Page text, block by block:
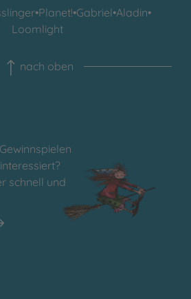
•Planet!•Gabriel•Aladin•
Loomlight
nach oben
schnell und